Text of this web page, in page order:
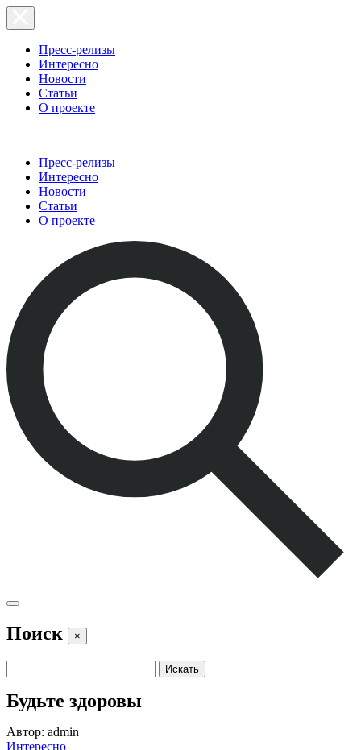
Пресс-релизы
Интересно
Новости
Статьи
О проекте
Пресс-релизы
Интересно
Новости
Статьи
О проекте
Поиск ×
Будьте здоровы
Автор: admin
Интересно